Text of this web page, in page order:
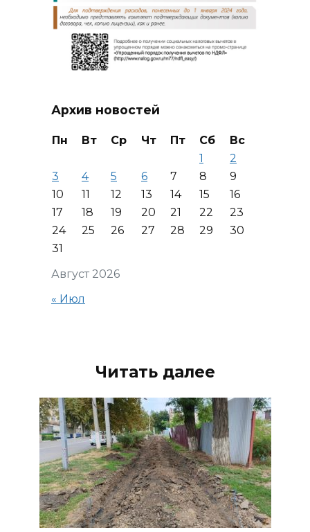
Архив новостей
Август 2026
Пн Вт Ср Чт Пт Сб
Вс
1
2
3
4 5 6 7 8
9
10
11 12 13 14 15
16
17
18 19 20 21 22
23
24
25 26 27 28 29
30
31
« Июл
Читать далее